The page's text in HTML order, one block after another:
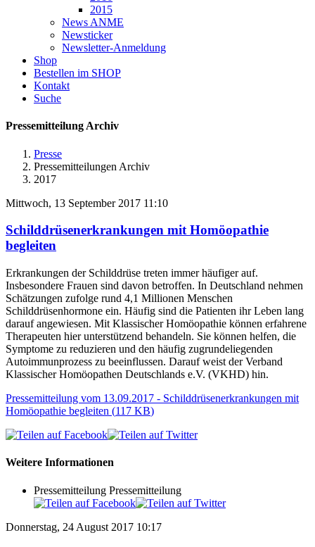
2015
News ANME
Newsticker
Newsletter-Anmeldung
Shop
Bestellen im SHOP
Kontakt
Suche
Pressemitteilung Archiv
Presse
Pressemitteilungen Archiv
2017
Mittwoch, 13 September 2017 11:10
Schilddrüsenerkrankungen mit Homöopathie
begleiten
Erkrankungen der Schilddrüse treten immer häufiger auf.
Insbesondere Frauen sind davon betroffen. In Deutschland nehmen
Schätzungen zufolge rund 4,1 Millionen Menschen
Schilddrüsenhormone ein. Häufig sind die Patienten ihr Leben lang
darauf angewiesen. Mit Klassischer Homöopathie können erfahrene
Therapeuten hier unterstützend behandeln. Sie können helfen, die
Symptome zu reduzieren und den häufig zugrundeliegenden
Autoimmunprozess zu beeinflussen. Darauf weist der Verband
Klassischer Homöopathen Deutschlands e.V. (VKHD) hin.
Pressemitteilung vom 13.09.2017 - Schilddrüsenerkrankungen mit
Homöopathie begleiten (117 KB)
Weitere Informationen
Pressemitteilung Pressemitteilung
Donnerstag, 24 August 2017 10:17